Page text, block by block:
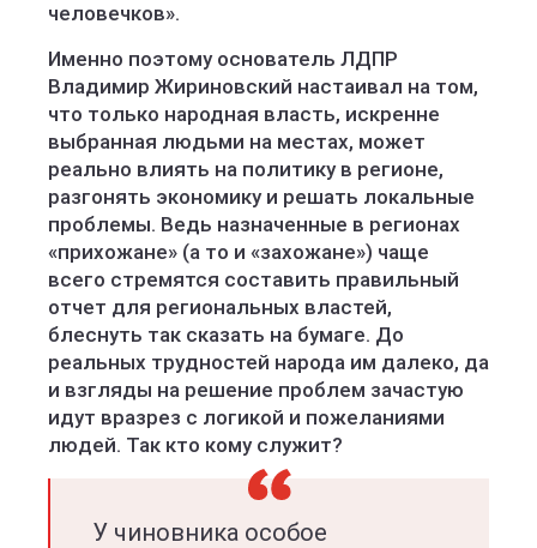
человечков».
Именно поэтому основатель ЛДПР
Владимир Жириновский настаивал на том,
что только народная власть, искренне
выбранная людьми на местах, может
реально влиять на политику в регионе,
разгонять экономику и решать локальные
проблемы. Ведь назначенные в регионах
«прихожане» (а то и «захожане») чаще
всего стремятся составить правильный
отчет для региональных властей,
блеснуть так сказать на бумаге. До
реальных трудностей народа им далеко, да
и взгляды на решение проблем зачастую
идут вразрез с логикой и пожеланиями
людей. Так кто кому служит?
У чиновника особое